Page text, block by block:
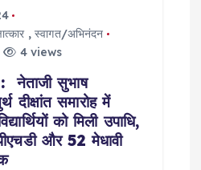
,स्वागत/अभिनंदन
4 views
सुभाष
दीक्षांत समारोह में
को मिली उपाधि,
और 52 मेधावी